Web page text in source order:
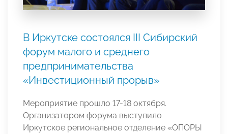
В Иркутске состоялся III Сибирский
форум малого и среднего
предпринимательства
«Инвестиционный прорыв»
Мероприятие прошло 17-18 октября.
Организатором форума выступило
Иркутское региональное отделение «ОПОРЫ